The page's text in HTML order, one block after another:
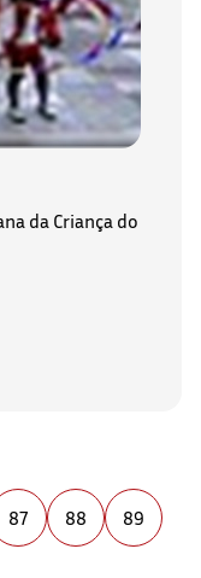
da Criança do
87 88 89